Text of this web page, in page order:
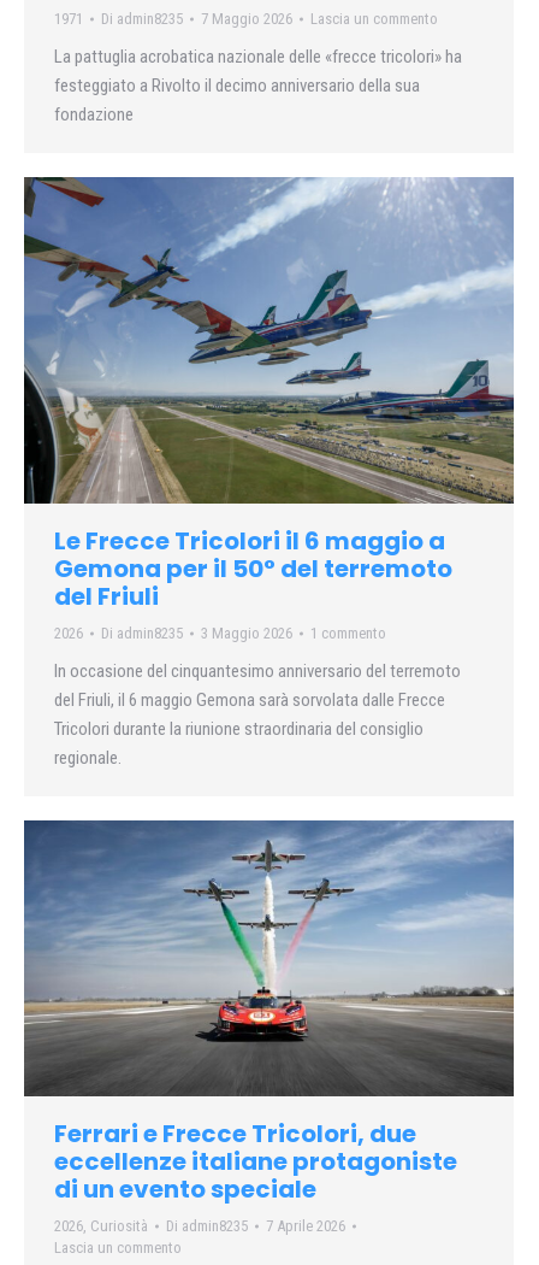
1971 Di admin8235 7 Maggio 2026 Lascia un commento
La pattuglia acrobatica nazionale delle «frecce tricolori» ha
festeggiato a Rivolto il decimo anniversario della sua
fondazione
Le Frecce Tricolori il 6 maggio a
Gemona per il 50° del terremoto
del Friuli
2026 Di admin8235 3 Maggio 2026 1 commento
In occasione del cinquantesimo anniversario del terremoto
del Friuli, il 6 maggio Gemona sarà sorvolata dalle Frecce
Tricolori durante la riunione straordinaria del consiglio
regionale.
Ferrari e Frecce Tricolori, due
eccellenze italiane protagoniste
di un evento speciale
2026 Curiosità Di admin8235
7 Aprile 2026
Lascia un commento